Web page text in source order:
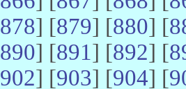
878] [879] [880] [
890] [891] [892] [
902] [903] [904] [